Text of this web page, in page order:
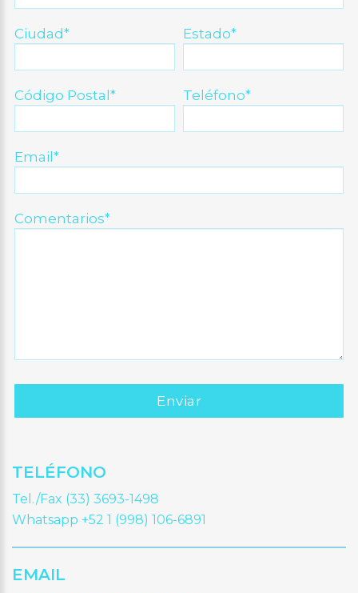
Ciudad* Estado*
Código Postal* Teléfono*
Email*
Comentarios*
TELÉFONO
Tel./Fax (33) 3693-1498
Whatsapp +52 1 (998) 106-6891
EMAIL